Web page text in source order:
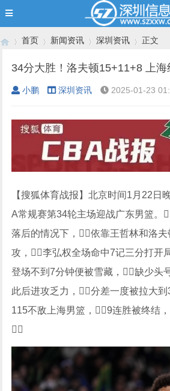
›
首页
›
新闻资讯
›
深圳资讯
›
正文
34分大胜！洛夫顿15+11+8 上
小鹏 深圳资讯 2025-01-23
【搜狐体育战报】北京时间1月22日
A常规赛第34轮主场迎战广东男篮。
落后的情况下，依靠王哲林和洛
攻，李弘权全场命中7记三分打开
登场不到7分钟便被雪藏，缺少头
此后进攻乏力，分差一度被拉大
115不敌上海男篮，9连胜被终结
